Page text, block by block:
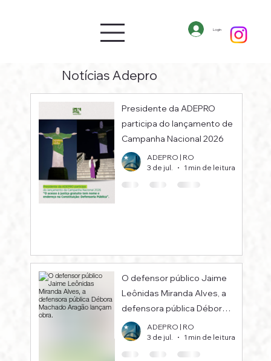
Login
Notícias Adepro
Presidente da ADEPRO
participa do lançamento de
Campanha Nacional 2026
ADEPRO | RO
3 de jul.
1 min de leitura
O defensor público Jaime
Leônidas Miranda Alves, a
defensora pública Débora
Machado Aragão lançam
obra.
ADEPRO | RO
3 de jul.
1 min de leitura